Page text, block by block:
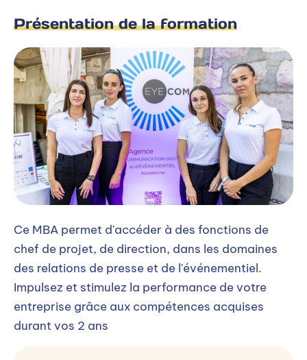
Présentation de la formation
Ce MBA permet d'accéder à des fonctions de
chef de projet, de direction, dans les domaines
des relations de presse et de l'événementiel.
Impulsez et stimulez la performance de votre
entreprise grâce aux compétences acquises
durant vos 2 ans